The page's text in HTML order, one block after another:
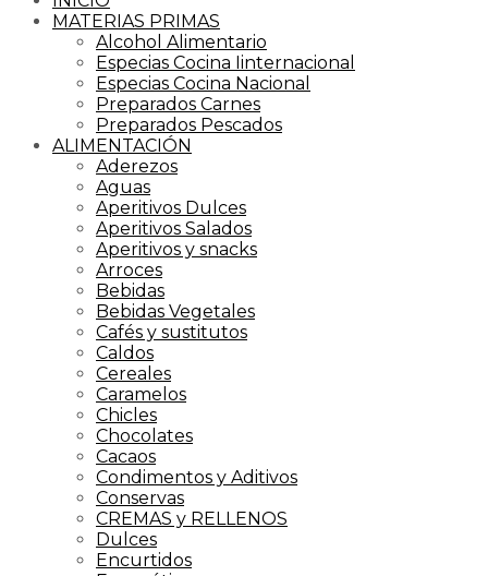
MATERIAS PRIMAS
Alcohol Alimentario
Especias Cocina Iinternacional
Especias Cocina Nacional
Preparados Carnes
Preparados Pescados
ALIMENTACIÓN
Aderezos
Aguas
Aperitivos Dulces
Aperitivos Salados
Aperitivos y snacks
Arroces
Bebidas
Bebidas Vegetales
Cafés y sustitutos
Caldos
Cereales
Caramelos
Chicles
Chocolates
Cacaos
Condimentos y Aditivos
Conservas
CREMAS y RELLENOS
Dulces
Encurtidos